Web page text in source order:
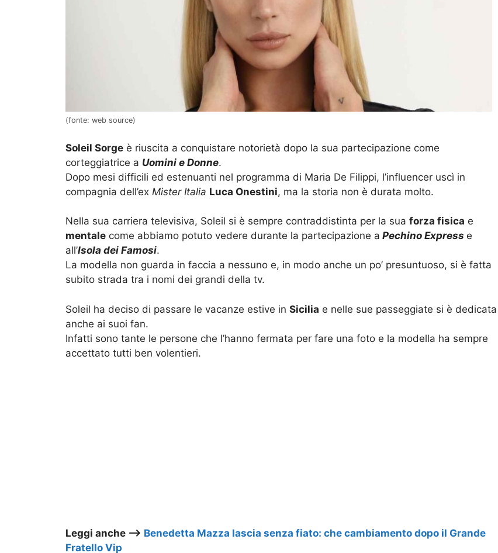
(fonte: web source)
Soleil Sorge è riuscita a conquistare notorietà dopo la sua partecipazione come
corteggiatrice a Uomini e Donne.
Dopo mesi difficili ed estenuanti nel programma di Maria De Filippi, l’influencer uscì in
compagnia dell’ex Mister Italia Luca Onestini, ma la storia non è durata molto.
Nella sua carriera televisiva, Soleil si è sempre contraddistinta per la sua forza fisica e
mentale come abbiamo potuto vedere durante la partecipazione a Pechino Express e
all’Isola dei Famosi.
La modella non guarda in faccia a nessuno e, in modo anche un po’ presuntuoso, si è fatta
subito strada tra i nomi dei grandi della tv.
Soleil ha deciso di passare le vacanze estive in Sicilia e nelle sue passeggiate si è dedicata
anche ai suoi fan.
Infatti sono tante le persone che l’hanno fermata per fare una foto e la modella ha sempre
accettato tutti ben volentieri.
Leggi anche –> Benedetta Mazza lascia senza fiato: che cambiamento dopo il Grande
Fratello Vip